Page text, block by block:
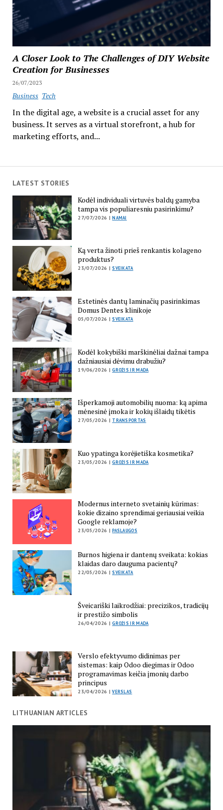
A Closer Look to The Challenges of DIY Website
Creation for Businesses
26/07/2023
Business Tech
In the digital age, a website is a crucial asset for any
business. It serves as a virtual storefront, a hub for
marketing efforts, and...
LATEST STORIES
Kodėl individuali virtuvės baldų gamyba
tampa vis populiaresniu pasirinkimu?
27/07/2026 |NAMAI
Ką verta žinoti prieš renkantis kolageno
produktus?
23/07/2026 |SVEIKATA
Estetinės dantų laminačių pasirinkimas
Domus Dentes klinikoje
05/07/2026 |SVEIKATA
Kodėl kokybiški marškinėliai dažnai tampa
dažniausiai dėvimu drabužiu?
19/06/2026 |GROŽIS IR MADA
Išperkamoji automobilių nuoma: ką apima
mėnesinė įmoka ir kokių išlaidų tikėtis
27/05/2026 | TRANSPORTAS
Kuo ypatinga korėjietiška kosmetika?
23/05/2026 |GROŽIS IR MADA
Modernus interneto svetainių kūrimas:
kokie dizaino sprendimai geriausiai veikia
Google reklamoje?
23/05/2026 |PASLAUGOS
Burnos higiena ir dantenų sveikata: kokias
klaidas daro dauguma pacientų?
22/05/2026 |SVEIKATA
Šveicariški laikrodžiai: precizikos, tradicijų
ir prestižo simbolis
26/04/2026 |GROŽIS IR MADA
Verslo efektyvumo didinimas per
sistemas: kaip Odoo diegimas ir Odoo
programavimas keičia įmonių darbo
principus
23/04/2026 |VERSLAS
LITHUANIAN ARTICLES